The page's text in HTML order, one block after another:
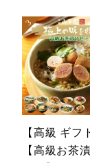
【高級 ギフ
【高級お茶